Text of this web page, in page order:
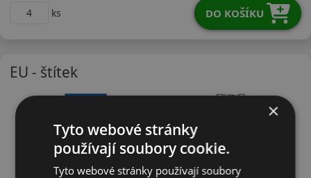
ks DO KOŠÍKU
EU - štítek
×
Tyto webové stránky
používají soubory cookie.
Tyto webové stránky používají soubory